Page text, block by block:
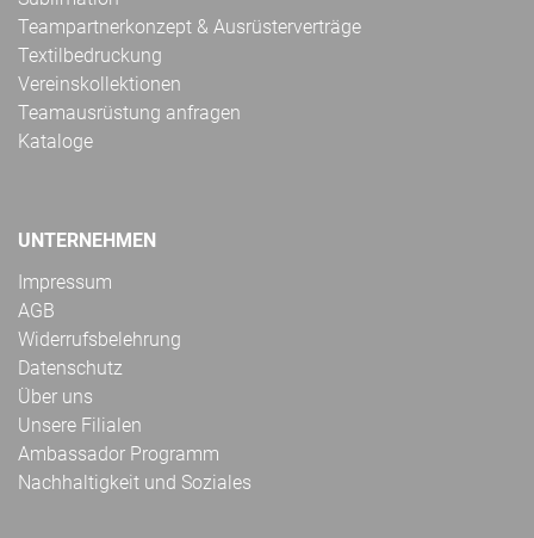
Teampartnerkonzept & Ausrüsterverträge
Textilbedruckung
Vereinskollektionen
Teamausrüstung anfragen
Kataloge
UNTERNEHMEN
Impressum
AGB
Widerrufsbelehrung
Datenschutz
Über uns
Unsere Filialen
Ambassador Programm
Nachhaltigkeit und Soziales